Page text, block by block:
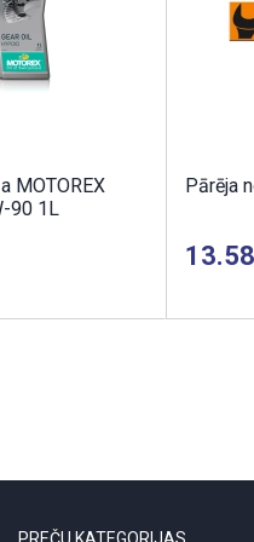
MOTOREX
90 1L
Pārēja
13.58